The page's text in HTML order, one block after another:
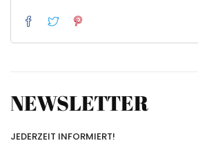
NEWSLETTER
JEDERZEIT INFORMIERT!